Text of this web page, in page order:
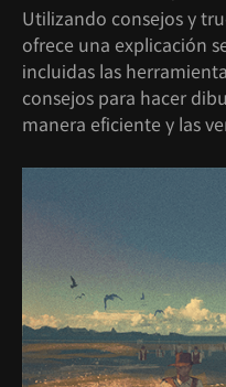
Utilizando consejos y
ofrece una explicación
incluidas las
consejos para hacer
manera eficiente y las